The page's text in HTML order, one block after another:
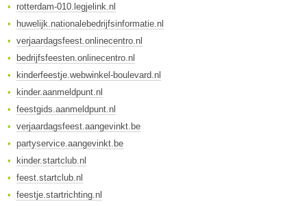
rotterdam-010.legjelink.nl
huwelijk.nationalebedrijfsinformatie.nl
verjaardagsfeest.onlinecentro.nl
bedrijfsfeesten.onlinecentro.nl
kinderfeestje.webwinkel-boulevard.nl
kinder.aanmeldpunt.nl
feestgids.aanmeldpunt.nl
verjaardagsfeest.aangevinkt.be
partyservice.aangevinkt.be
kinder.startclub.nl
feest.startclub.nl
feestje.startrichting.nl